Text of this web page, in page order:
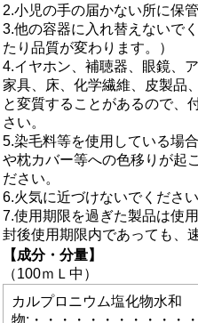
2.小児の手の届かない所に保
3.他の容器に入れ替えないで
たり品質が変わります。）
4.イヤホン、補聴器、眼鏡、
家具、床、化学繊維、皮製品
と変質することがあるので、
さい。
5.染毛料等を使用している場
や枕カバー等への色移りが起
ださい。
6.火気に近づけないでください
7.使用期限を過ぎた製品は使
封後使用期限内であっても、
【成分・分量】
（100ｍＬ中）
カルプロニウム塩化物水和
物:・・・・・・・・・・・